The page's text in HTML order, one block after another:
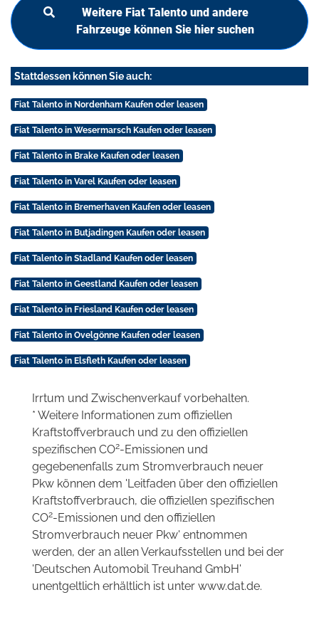
Weitere Fiat Talento und andere
Fahrzeuge können Sie hier suchen
Stattdessen können Sie auch:
Fiat Talento in Nordenham Kaufen oder leasen
Fiat Talento in Wesermarsch Kaufen oder leasen
Fiat Talento in Brake Kaufen oder leasen
Fiat Talento in Varel Kaufen oder leasen
Fiat Talento in Bremerhaven Kaufen oder leasen
Fiat Talento in Butjadingen Kaufen oder leasen
Fiat Talento in Stadland Kaufen oder leasen
Fiat Talento in Geestland Kaufen oder leasen
Fiat Talento in Friesland Kaufen oder leasen
Fiat Talento in Ovelgönne Kaufen oder leasen
Fiat Talento in Elsfleth Kaufen oder leasen
Irrtum und Zwischenverkauf vorbehalten.
* Weitere Informationen zum offiziellen
Kraftstoffverbrauch und zu den offiziellen
spezifischen CO2-Emissionen und
gegebenenfalls zum Stromverbrauch neuer
Pkw können dem 'Leitfaden über den offiziellen
Kraftstoffverbrauch, die offiziellen spezifischen
CO2-Emissionen und den offiziellen
Stromverbrauch neuer Pkw' entnommen
werden, der an allen Verkaufsstellen und bei der
'Deutschen Automobil Treuhand GmbH'
unentgeltlich erhältlich ist unter www.dat.de.